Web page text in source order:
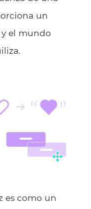
un
el mundo
es como un